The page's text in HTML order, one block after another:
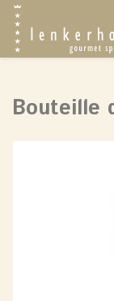
Bouteille